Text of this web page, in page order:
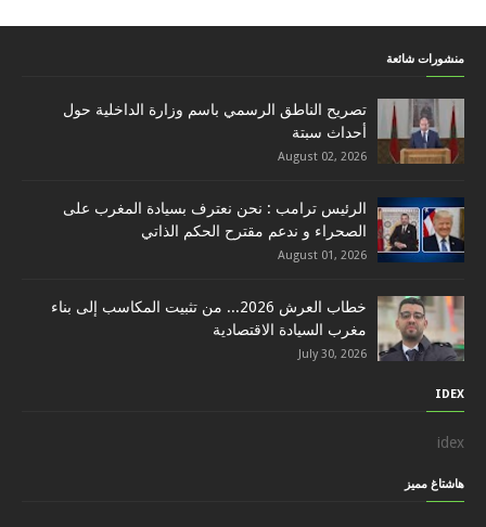
منشورات شائعة
تصريح الناطق الرسمي باسم وزارة الداخلية حول
أحداث سبتة
August 02, 2026
الرئيس ترامب : نحن نعترف بسيادة المغرب على
الصحراء و ندعم مقترح الحكم الذاتي
August 01, 2026
خطاب العرش 2026... من تثبيت المكاسب إلى بناء
مغرب السيادة الاقتصادية
July 30, 2026
IDEX
idex
هاشتاغ مميز